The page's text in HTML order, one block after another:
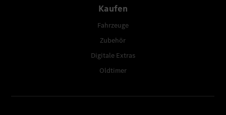
Kaufen
Fahrzeuge
Zubehör
Digitale Extras
Oldtimer